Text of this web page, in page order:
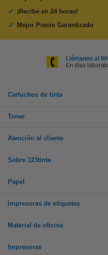
¡Recibe en 24 horas!
Mejor Precio Garantizado
Llámanos al
En días
Cartuchos de tinta
Toner
Atención al cliente
Sobre 123tinta
Papel
Impresoras de etiquetas
Material de oficina
Impresoras